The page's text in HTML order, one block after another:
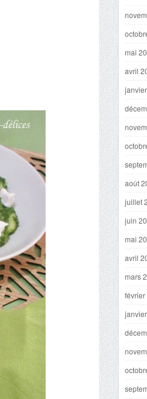
mai
avril
août
juillet
juin
mai
avril
mars